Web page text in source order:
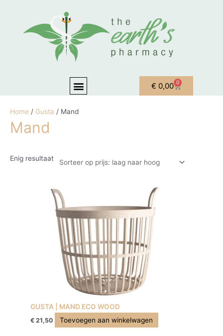
Menu € 0,00 0
Winkelwagen
Home / Gusta / Mand
Mand
Enig resultaat
GUSTA | MAND ECO WOOD
€ 21,50 Toevoegen aan winkelwagen